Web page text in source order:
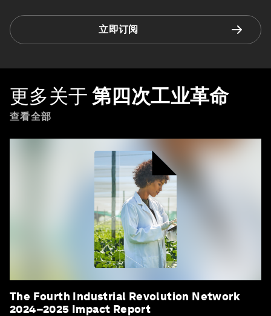
立即订阅
更多关于 第四次工业革命
查看全部
The Fourth Industrial Revolution Network
2024–2025 Impact Report